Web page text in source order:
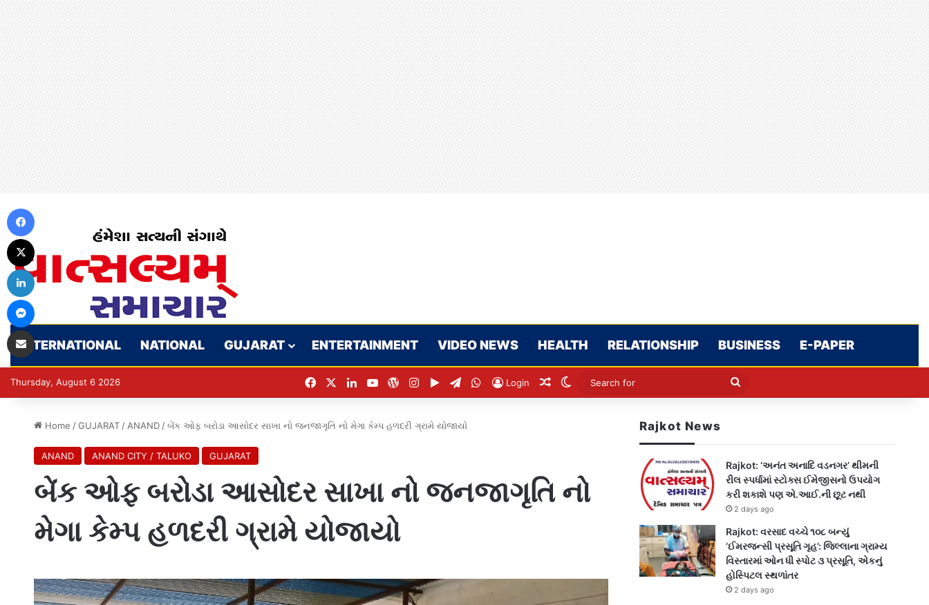
INTERNATIONAL NATIONAL GUJARAT ENTERTAINMENT VIDEO NEWS HEALTH RELATIONSHIP BUSINESS E-PAPER
Thursday, August 6 2026 FacebookLinkedInYouTubeWordPress
Instagram
Google Play
TelegramWhatsApp
Login Random Article
Switch skin
Search
Home / GUJARAT / ANAND / બેંક ઓફ બરોડા આસોદર સાખા નો જનજાગૃતિ નો મેગા કેમ્પ હળદરી ગ્રામે યોજાયો
ANAND ANAND CITY / TALUKO GUJARAT
બેંક ઓફ બરોડા આસોદર સાખા નો જનજાગૃતિ નો
મેગા કેમ્પ હળદરી ગ્રામે યોજાયો
Rajkot News
Rajkot: ‘અનંત અનાદિ વડનગર’ થીમની
રીલ સ્પર્ધામાં સ્ટોક્સ ઈમેજીસનો ઉપયોગ
કરી શકાશે પણ એ.આઈ.ની છૂટ નથી
2 days ago
Rajkot: વરસાદ વચ્ચે ૧૦૮ બન્યું
‘ઈમરજન્સી પ્રસૂતિ ગૃહ’: જિલ્લાના ગ્રામ્ય
વિસ્તારમાં ઓન ધી સ્પોટ ૩ પ્રસૂતિ, એકનું
હોસ્પિટલ સ્થળાંતર
2 days ago
LinkedIn